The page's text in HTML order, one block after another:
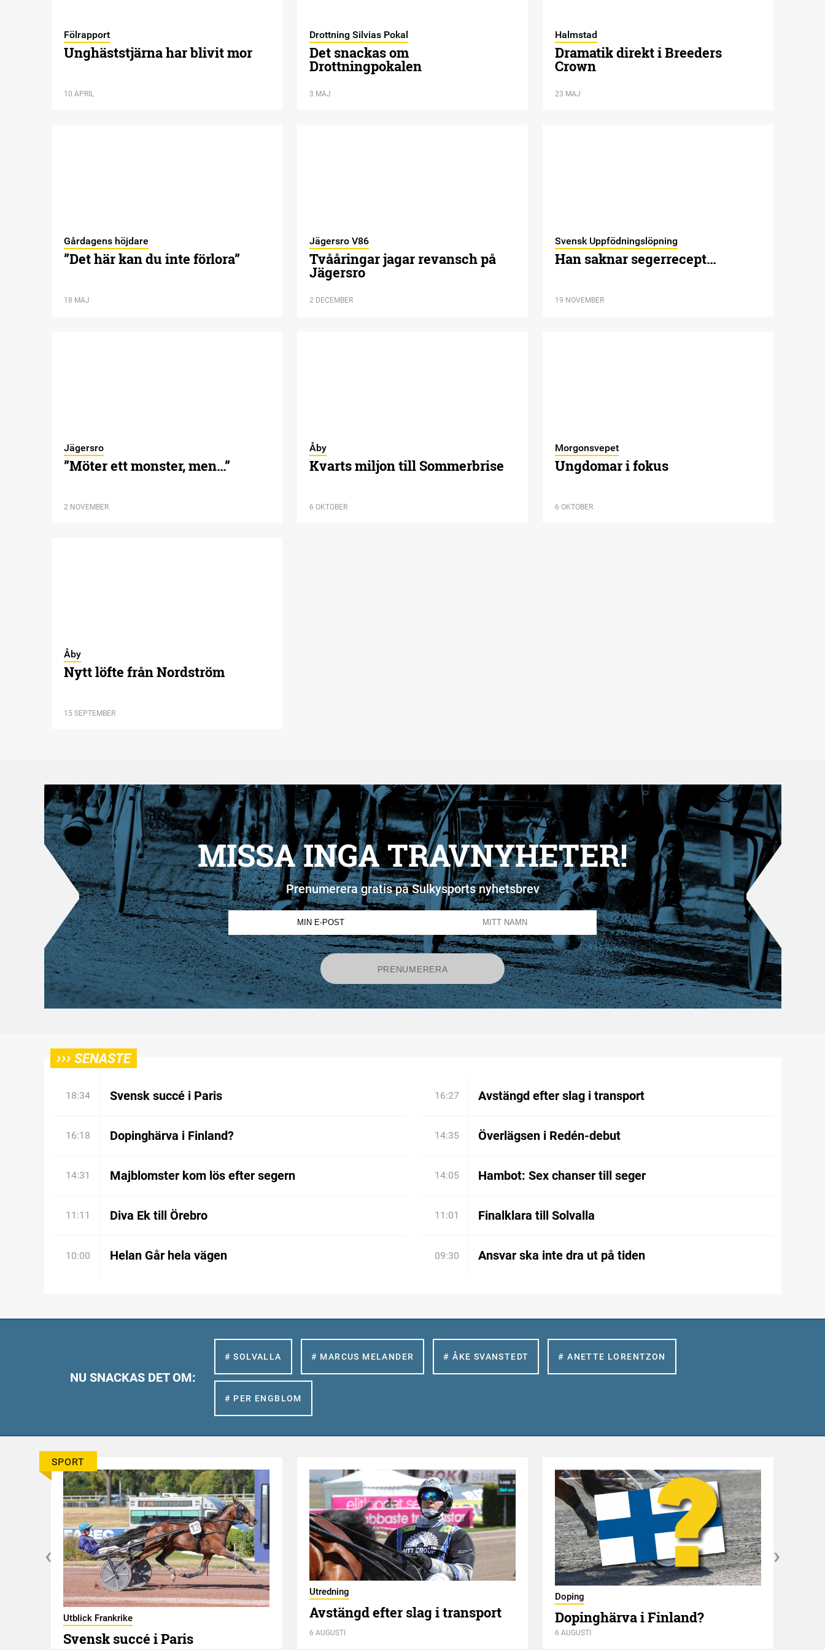
Fölrapport
Unghäststjärna har blivit mor
10 APRIL
Drottning Silvias Pokal
Det snackas om
Drottningpokalen
3 MAJ
Halmstad
Dramatik direkt i Breeders
Crown
23 MAJ
Gårdagens höjdare
”Det här kan du inte förlora”
18 MAJ
Jägersro V86
Tvååringar jagar revansch på
Jägersro
2 DECEMBER
Svensk Uppfödningslöpning
Han saknar segerrecept…
19 NOVEMBER
Jägersro
”Möter ett monster, men…”
2 NOVEMBER
Åby
Kvarts miljon till Sommerbrise
6 OKTOBER
Morgonsvepet
Ungdomar i fokus
6 OKTOBER
Åby
Nytt löfte från Nordström
15 SEPTEMBER
MISSA INGA TRAVNYHETER!
Prenumerera gratis på Sulkysports nyhetsbrev
››› SENASTE
18:34 Svensk succé i Paris 16:27 Avstängd efter slag i transport
16:18 Dopinghärva i Finland? 14:35 Överlägsen i Redén-debut
14:31 Majblomster kom lös efter segern 14:05 Hambot: Sex chanser till seger
11:11 Diva Ek till Örebro 11:01 Finalklara till Solvalla
10:00 Helan Går hela vägen 09:30 Ansvar ska inte dra ut på tiden
NU SNACKAS DET OM:
# SOLVALLA # MARCUS MELANDER # ÅKE SVANSTEDT # ANETTE LORENTZON
# PER ENGBLOM
SPORT
Utblick Frankrike
Svensk succé i Paris
Utredning
Avstängd efter slag i transport
6 AUGUSTI
Doping
Dopinghärva i Finland?
6 AUGUSTI